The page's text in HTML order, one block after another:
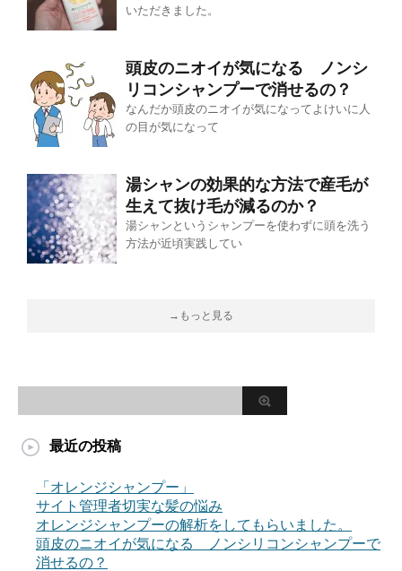
いただきました。
頭皮のニオイが気になる ノンシ
リコンシャンプーで消せるの？
なんだか頭皮のニオイが気になってよけいに人
の目が気になって
湯シャンの効果的な方法で産毛が
生えて抜け毛が減るのか？
湯シャンというシャンプーを使わずに頭を洗う
方法が近頃実践してい
→もっと見る
最近の投稿
「オレンジシャンプー」
サイト管理者切実な髪の悩み
オレンジシャンプーの解析をしてもらいました。
頭皮のニオイが気になる ノンシリコンシャンプーで
消せるの？